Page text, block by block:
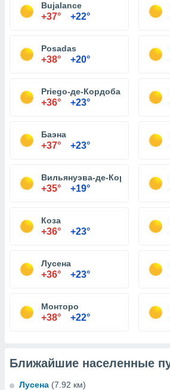
Bujalance
+37° +22°
Posadas
+38° +20°
Priego-де-Кордоба
+36° +23°
Баэна
+37° +23°
Вильянуэва-де-Кордоба
+35° +19°
Коза
+36° +23°
Лусена
+36° +23°
Монторо
+38° +22°
Ближайшие населенные
Лусена (7.92 км)